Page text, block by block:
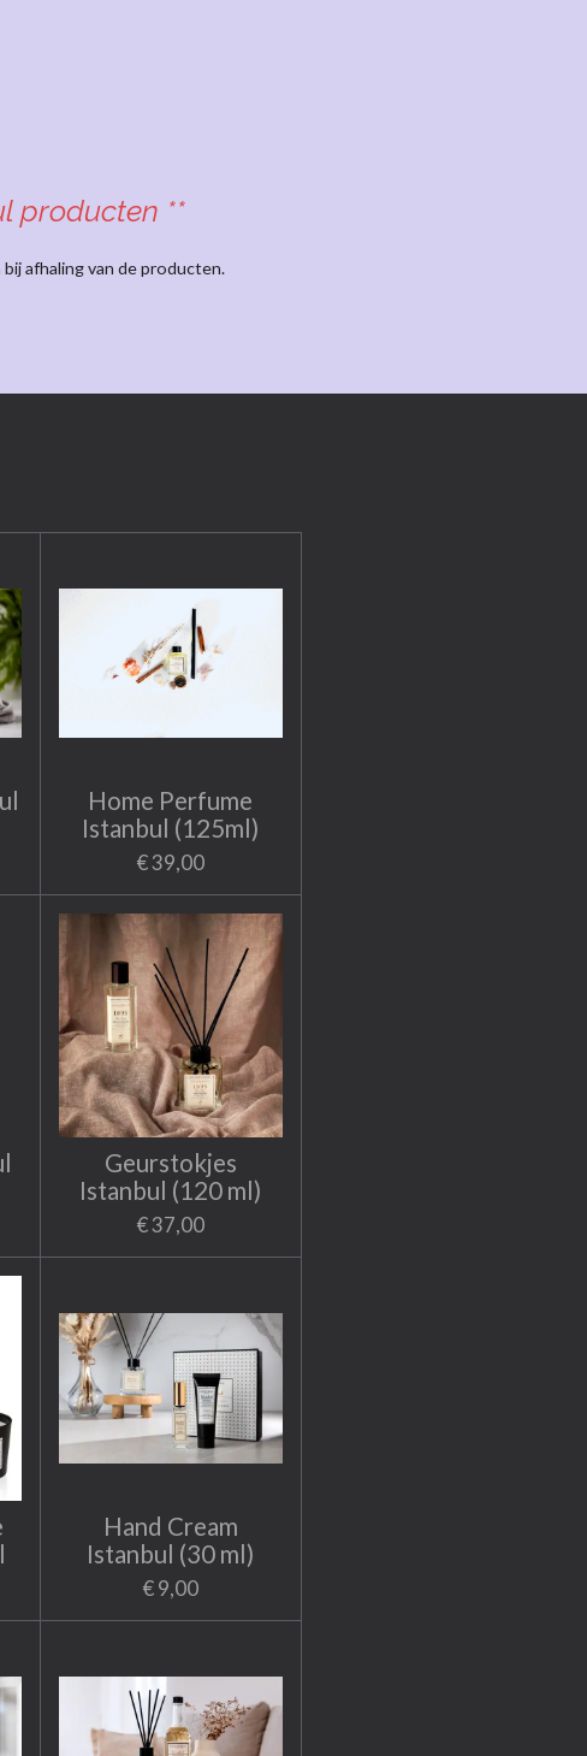
producten **
afhaling van de producten.
Home Perfume
Istanbul (125ml)
€ 39,00
Geurstokjes
Istanbul (120 ml)
€ 37,00
Hand Cream
Istanbul (30 ml)
€ 9,00